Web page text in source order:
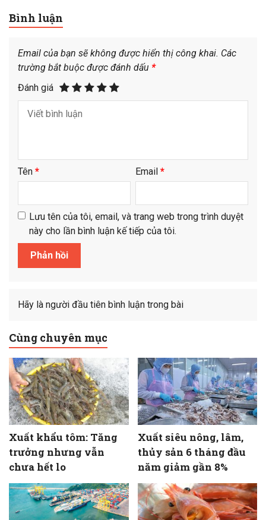
Bình luận
Email của bạn sẽ không được hiển thị công khai. Các
trường bắt buộc được đánh dấu *
Đánh giá
Tên * Email *
Lưu tên của tôi, email, và trang web trong trình duyệt
này cho lần bình luận kế tiếp của tôi.
Hãy là người đầu tiên bình luận trong bài
Cùng chuyên mục
Xuất khẩu tôm: Tăng
trưởng nhưng vẫn
chưa hết lo
Xuất siêu nông, lâm,
thủy sản 6 tháng đầu
năm giảm gần 8%